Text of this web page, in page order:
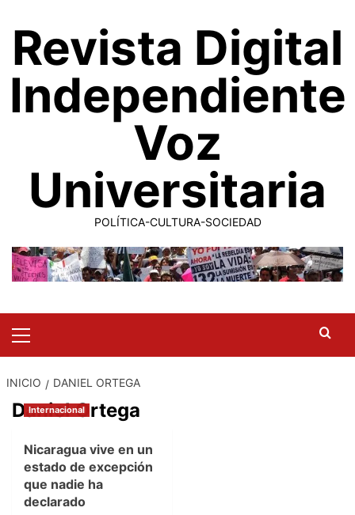
contenido
Revista Digital
Independiente
Voz
Universitaria
POLÍTICA-CULTURA-SOCIEDAD
Menu
INICIO DANIEL ORTEGA
Daniel Ortega
Internacional
Nicaragua vive en un
estado de excepción
que nadie ha
declarado